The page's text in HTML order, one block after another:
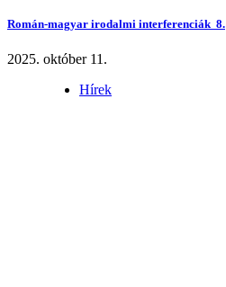
Román-magyar irodalmi interferenciák 8.
2025. október 11.
Hírek